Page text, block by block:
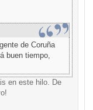
de Coruña
buen tiempo,
en este hilo. De